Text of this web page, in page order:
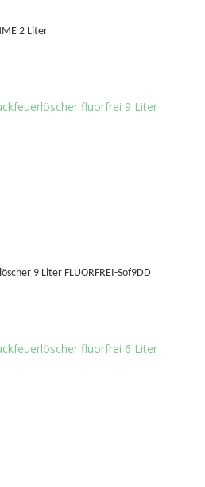
2 Liter
9 Liter FLUORFREI-Sof9DD